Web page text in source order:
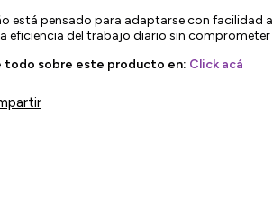
está pensado para adaptarse con
eficiencia del trabajo diario sin comprometer
todo sobre este producto en: Click acá